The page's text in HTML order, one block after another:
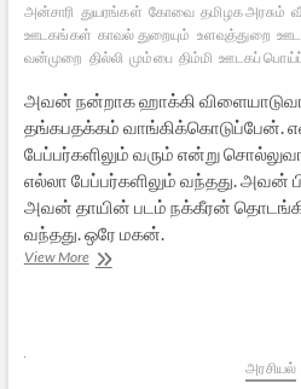
அன்சாரி துயரங்கள் கோவை தமிழக அரசும்
ஊடகங்கள் காவல் துறையும் உளவுத்துறை
வன்முறை தில்லி மும்பை திம்மி ஊடகப்
அவன் நன்றாக ஹாக்கி
தங்கபதக்கம் வாங்கிக்கொடுப்பேன்.
பேப்பர்களிலும் வரும் என்று
எல்லா பேப்பர்களிலும் வந்தது. அவன்
அவன் தாயின் படம் நக்கீரன் தொடங்கி
வந்தது. ஒரே மகன்.
View Moreஇதுவும்
அரசியல்